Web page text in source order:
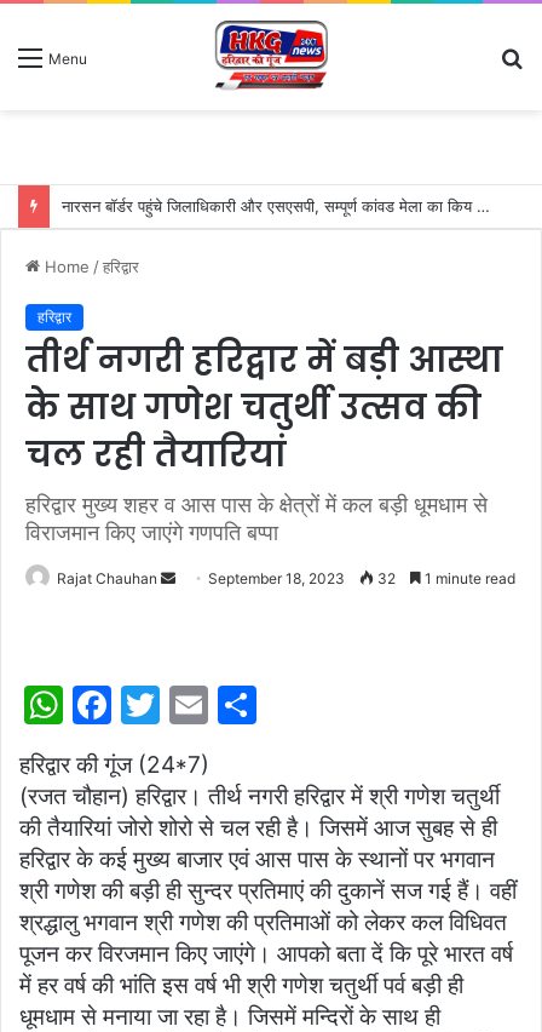
Menu
नारसन बॉर्डर पहुंचे जिलाधिकारी और एसएसपी, सम्पूर्ण कांवड मेला का किय निरीक्षण-लगातार हो रही बारिश में भी संभाल रखा है मोर्चा
Home /हरिद्वार
हरिद्वार
तीर्थ नगरी हरिद्वार में बड़ी आस्था
के साथ गणेश चतुर्थी उत्सव की
चल रही तैयारियां
हरिद्वार मुख्य शहर व आस पास के क्षेत्रों में कल बड़ी धूमधाम से
विराजमान किए जाएंगे गणपति बप्पा
Rajat Chauhan
SendSeptember 18, 2023 32 1 minute read
W
at
s
A
p
p
F
a
c
e
b
o
o
k
T
w
itt
er
E
ai
l
ar
e
हरिद्वार की गूंज (24*7)
(रजत चौहान) हरिद्वार। तीर्थ नगरी हरिद्वार में श्री गणेश चतुर्थी
की तैयारियां जोरो शोरो से चल रही है। जिसमें आज सुबह से ही
हरिद्वार के कई मुख्य बाजार एवं आस पास के स्थानों पर भगवान
श्री गणेश की बड़ी ही सुन्दर प्रतिमाएं की दुकानें सज गई हैं। वहीं
श्रद्धालु भगवान श्री गणेश की प्रतिमाओं को लेकर कल विधिवत
पूजन कर विरजमान किए जाएंगे। आपको बता दें कि पूरे भारत वर्ष
में हर वर्ष की भांति इस वर्ष भी श्री गणेश चतुर्थी पर्व बड़ी ही
धूमधाम से मनाया जा रहा है। जिसमें मन्दिरों के साथ ही